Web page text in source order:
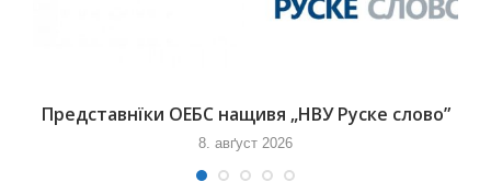
Представнїки ОЕБС нащивя „НВУ Руске слово”
8. авґуст 2026